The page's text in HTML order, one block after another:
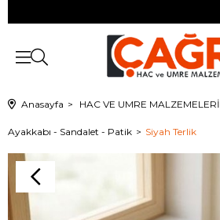
Anasayfa HAC VE UMRE MALZEMELERİ
Ayakkabı - Sandalet - Patik Siyah Terlik